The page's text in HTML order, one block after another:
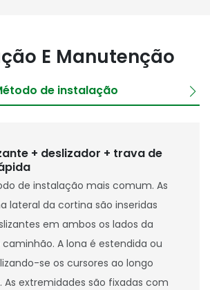
E Manutenção
de instalação
+ deslizador + trava de
de instalação mais comum. As
lateral da cortina são inseridas
em ambos os lados da
A lona é estendida ou
se os cursores ao longo
As extremidades são fixadas com